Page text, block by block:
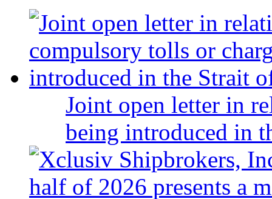
Joint open letter in
being introduced in